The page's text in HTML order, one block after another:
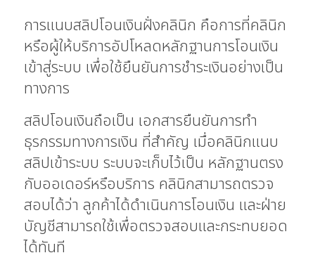
การแนบสลิปโอนเงินฝั่งคลินิก คือการที่คลินิก
หรือผู้ให้บริการอัปโหลดหลักฐานการโอนเงิน
เข้าสู่ระบบ เพื่อใช้ยืนยันการชำระเงินอย่างเป็น
ทางการ
สลิปโอนเงินถือเป็น เอกสารยืนยันการทำ
ธุรกรรมทางการเงิน ที่สำคัญ เมื่อคลินิกแนบ
สลิปเข้าระบบ ระบบจะเก็บไว้เป็น หลักฐานตรง
กับออเดอร์หรือบริการ คลินิกสามารถตรวจ
สอบได้ว่า ลูกค้าได้ดำเนินการโอนเงิน และฝ่าย
บัญชีสามารถใช้เพื่อตรวจสอบและกระทบยอด
ได้ทันที